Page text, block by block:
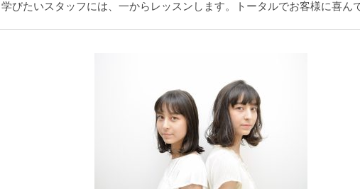
びたいスタッフには、一からレッスンします。トータルでお客様に喜ん